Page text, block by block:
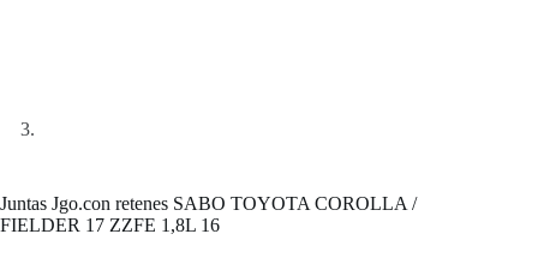
Juntas Jgo.con retenes SABO TOYOTA COROLLA /
FIELDER 17 ZZFE 1,8L 16